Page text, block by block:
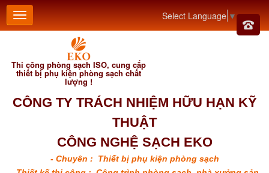
Thi công phòng sạch ISO, cung cấp
thiết bị phụ kiện phòng sạch chất
lượng !
CÔNG TY TRÁCH NHIỆM HỮU HẠN KỸ
THUẬT
CÔNG NGHỆ SẠCH EKO
- Chuyên : Thiết bị phụ kiện phòng sạch
Select Language▼